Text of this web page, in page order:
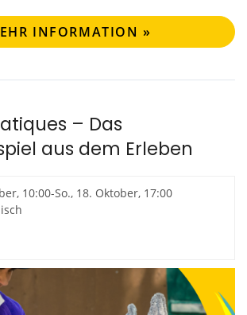
INFORMATION »
– Das
aus dem Erleben
10:00-So., 18. Oktober, 17:00